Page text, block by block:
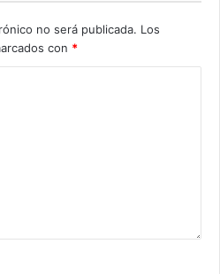
no será publicada. Los
con *